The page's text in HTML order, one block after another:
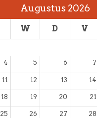
Augustus 2026
W D V
4 5 6 7
11 12 13 14
18 19 20 21
25 26 27 28